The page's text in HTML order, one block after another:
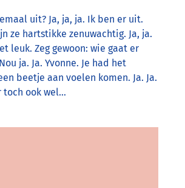
uit? Ja, ja, ja. Ik ben er uit.
ze hartstikke zenuwachtig. Ja, ja.
leuk. Zeg gewoon: wie gaat er
ja. Ja. Yvonne. Je had het
beetje aan voelen komen. Ja. Ja.
toch ook wel…